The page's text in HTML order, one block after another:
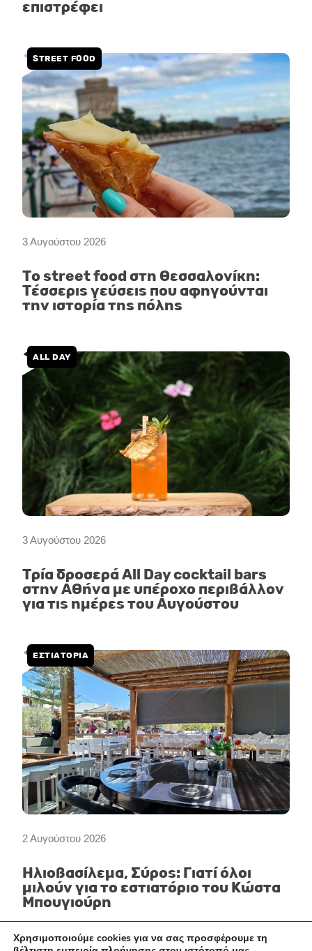
επιστρέφει
3 Αυγούστου 2026
STREET FOOD
Το street food στη Θεσσαλονίκη:
Τέσσερις γεύσεις που αφηγούνται
την ιστορία της πόλης
3 Αυγούστου 2026
ALL DAY
Τρία δροσερά All Day cocktail bars
στην Αθήνα με υπέροχο περιβάλλον
για τις ημέρες του Αυγούστου
2 Αυγούστου 2026
ΕΣΤΙΑΤΌΡΙΑ
Ηλιοβασίλεμα, Σύρος: Γιατί όλοι
μιλούν για το εστιατόριο του Κώστα
Μπουγιούρη
Χρησιμοποιούμε cookies για να σας προσφέρουμε τη